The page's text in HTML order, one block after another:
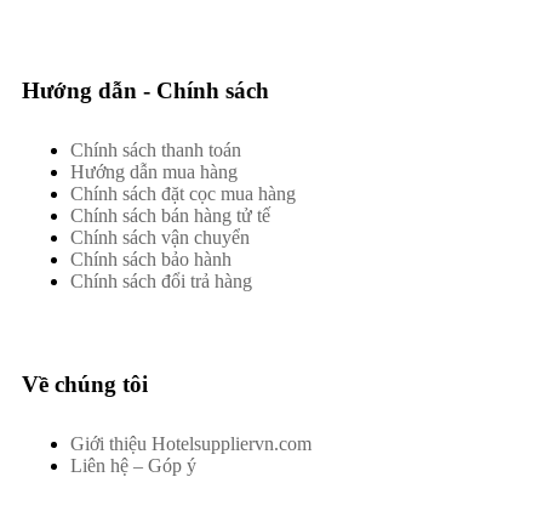
Hướng dẫn - Chính sách
Chính sách thanh toán
Hướng dẫn mua hàng
Chính sách đặt cọc mua hàng
Chính sách bán hàng tử tế
Chính sách vận chuyển
Chính sách bảo hành
Chính sách đổi trả hàng
Về chúng tôi
Giới thiệu Hotelsuppliervn.com
Liên hệ – Góp ý